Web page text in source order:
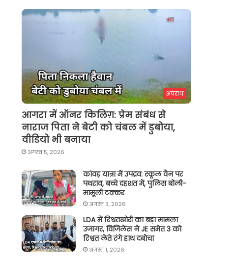
अपराध
आगरा में ऑनर किलिग़: प्रेम संबंध से
नाराज पिता ने बेटी को चंबल में डुबोया,
वीडियो भी बनाया
अगस्त 5, 2026
कांवड़ यात्रा में उपद्रव: स्कूल वैन पर
पथराव, बच्चे दहशत में, पुलिस बोली-
मामूली टक्कर
अगस्त 3, 2026
LDA में रिश्वतखोरी का बड़ा मामला
उजागर, विजिलेंस ने JE समेत 3 को
रिश्वत लेते रंगे हाथ दबोचा
अगस्त 1, 2026